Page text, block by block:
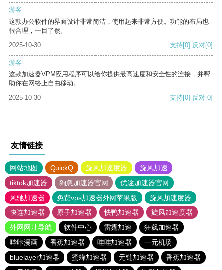
游客
这款办公软件的界面设计非常简洁，使用起来非常方便。功能的布局也
很合理，一目了然。
2025-10-30
支持[0] 反对[0]
游客
这款加速器VPM应用程序可以给你提供最高速度和安全性的连接，并帮
助你在网络上自由移动。
2025-10-30
支持[0] 反对[0]
友情链接
网站地图 QuickQ 旋风加速度器
旋风加速
tiktok加速器
狗急加速器官网
优途加速器官网
风驰加速器
免费vps加速器外网苹果版
旋风加速度器
快连加速器
原子加速器 快鸭加速器
旋风加速度器
外网网址导航
软件中心 雷霆加速
狂飙加速器
哔咔漫画
香蕉加速器 哇哇加速器
一元机场
bluelayer加速器
蜜蜂加速器 元链加速器
香蕉加速器